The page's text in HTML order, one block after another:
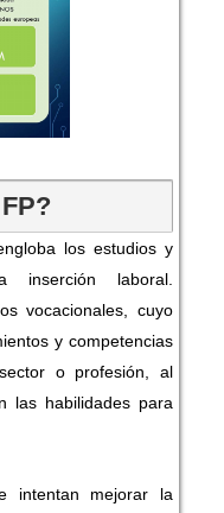
los estudios y
inserción laboral.
vocacionales, cuyo
y competencias
o profesión, al
las habilidades para
intentan mejorar la